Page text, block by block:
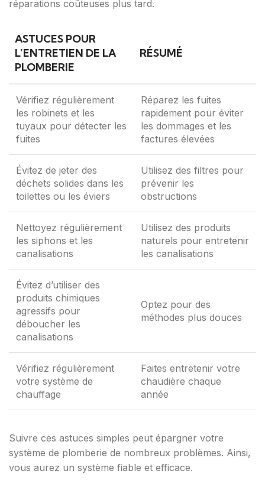
réparations coûteuses plus tard.
ASTUCES POUR
L’ENTRETIEN DE LA
PLOMBERIE
RÉSUMÉ
Vérifiez régulièrement
les robinets et les
tuyaux pour détecter les
fuites
Réparez les fuites
rapidement pour éviter
les dommages et les
factures élevées
Évitez de jeter des
déchets solides dans les
toilettes ou les éviers
Utilisez des filtres pour
prévenir les
obstructions
Nettoyez régulièrement
les siphons et les
canalisations
Utilisez des produits
naturels pour entretenir
les canalisations
Évitez d’utiliser des
produits chimiques
agressifs pour
déboucher les
canalisations
Optez pour des
méthodes plus douces
Vérifiez régulièrement
votre système de
chauffage
Faites entretenir votre
chaudière chaque
année
Suivre ces astuces simples peut épargner votre
système de plomberie de nombreux problèmes. Ainsi,
vous aurez un système fiable et efficace.